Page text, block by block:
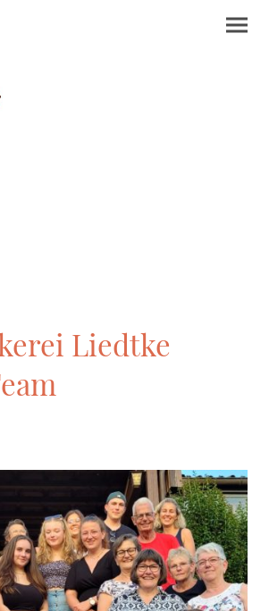
Liedtke